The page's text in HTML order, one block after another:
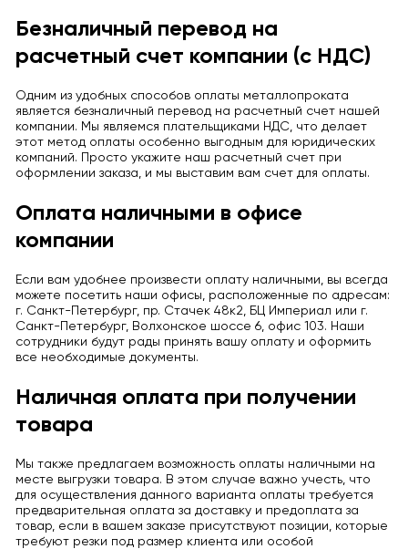
Безналичный перевод на
расчетный счет компании (с НДС)
Одним из удобных способов оплаты металлопроката
является безналичный перевод на расчетный счет нашей
компании. Мы являемся плательщиками НДС, что делает
этот метод оплаты особенно выгодным для юридических
компаний. Просто укажите наш расчетный счет при
оформлении заказа, и мы выставим вам счет для оплаты.
Оплата наличными в офисе
компании
Если вам удобнее произвести оплату наличными, вы всегда
можете посетить наши офисы, расположенные по адресам:
г. Санкт-Петербург, пр. Стачек 48к2, БЦ Империал или г.
Санкт-Петербург, Волхонское шоссе 6, офис 103. Наши
сотрудники будут рады принять вашу оплату и оформить
все необходимые документы.
Наличная оплата при получении
товара
Мы также предлагаем возможность оплаты наличными на
месте выгрузки товара. В этом случае важно учесть, что
для осуществления данного варианта оплаты требуется
предварительная оплата за доставку и предоплата за
товар, если в вашем заказе присутствуют позиции, которые
требуют резки под размер клиента или особой